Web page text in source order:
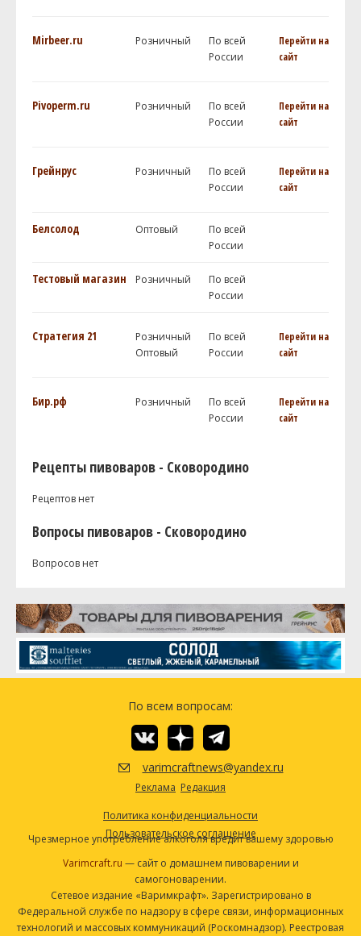
Mirbeer.ru Розничный
По всей
России
Перейти на
сайт
Pivoperm.ru Розничный
По всей
России
Перейти на
сайт
Грейнрус Розничный
По всей
России
Перейти на
сайт
Белсолод Оптовый
По всей
России
Тестовый магазин Розничный
По всей
России
Стратегия 21
Розничный
Оптовый
По всей
России
Перейти на
сайт
Бир.рф Розничный
По всей
России
Перейти на
сайт
Рецепты пивоваров - Сковородино
Рецептов нет
Вопросы пивоваров - Сковородино
Вопросов нет
По всем вопросам:
varimcraftnews@yandex.ru
Реклама Редакция
Политика конфиденциальности
Пользовательское соглашение
Чрезмерное употребление алкоголя вредит вашему здоровью
Varimcraft.ru — сайт о домашнем пивоварении и
самогоноварении.
Сетевое издание «Варимкрафт». Зарегистрировано в
Федеральной службе по надзору в сфере связи, информационных
технологий и массовых коммуникаций (Роскомнадзор). Реестровая